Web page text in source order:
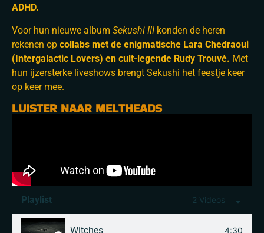
ADHD.
Voor hun nieuwe album Sekushi III konden de heren
rekenen op collabs met de enigmatische Lara Chedraoui
(Intergalactic Lovers) en cult-legende Rudy Trouvé. Met
hun ijzersterke liveshows brengt Sekushi het feestje keer
op keer mee.
LUISTER NAAR MELTHEADS
Playlist 2 Videos
Witches 4:30